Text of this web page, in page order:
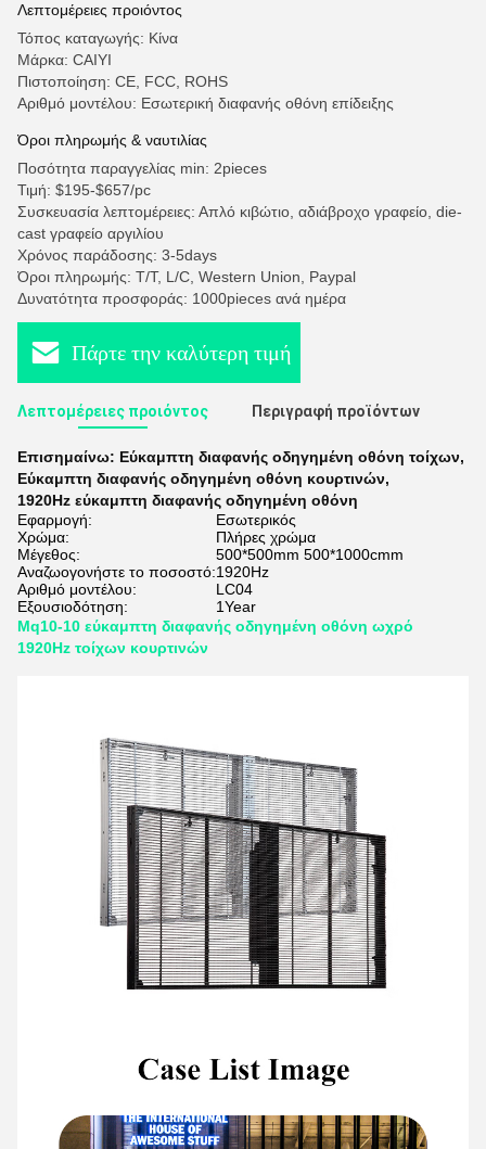
Λεπτομέρειες προιόντος
Τόπος καταγωγής: Κίνα
Μάρκα: CAIYI
Πιστοποίηση: CE, FCC, ROHS
Αριθμό μοντέλου: Εσωτερική διαφανής οθόνη επίδειξης
Όροι πληρωμής & ναυτιλίας
Ποσότητα παραγγελίας min: 2pieces
Τιμή: $195-$657/pc
Συσκευασία λεπτομέρειες: Απλό κιβώτιο, αδιάβροχο γραφείο, die-
cast γραφείο αργιλίου
Χρόνος παράδοσης: 3-5days
Όροι πληρωμής: T/T, L/C, Western Union, Paypal
Δυνατότητα προσφοράς: 1000pieces ανά ημέρα
Πάρτε την καλύτερη τιμή
Λεπτομέρειες προιόντος Περιγραφή προϊόντων
Επισημαίνω: Εύκαμπτη διαφανής οδηγημένη οθόνη τοίχων,
Εύκαμπτη διαφανής οδηγημένη οθόνη κουρτινών,
1920Hz εύκαμπτη διαφανής οδηγημένη οθόνη
Εφαρμογή:
Εσωτερικός
Χρώμα:
Πλήρες χρώμα
Μέγεθος:
500*500mm 500*1000cmm
Αναζωογονήστε το ποσοστό:1920Hz
Αριθμό μοντέλου:
LC04
Εξουσιοδότηση:
1Year
Mq10-10 εύκαμπτη διαφανής οδηγημένη οθόνη ωχρό
1920Hz τοίχων κουρτινών